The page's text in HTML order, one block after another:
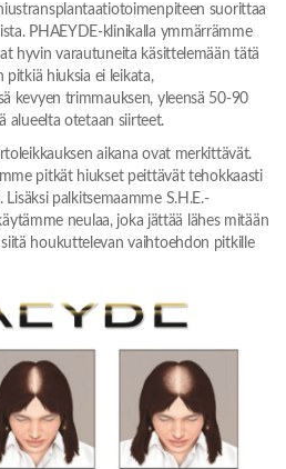
suorittaa
PHAEYDE-klinikalla ymmärrämme
hyvin varautuneita käsittelemään tätä
pitkiä hiuksia ei leikata,
kevyen trimmauksen, yleensä 50-90
alueelta otetaan siirteet.
aikana ovat merkittävät.
pitkät hiukset peittävät tehokkaasti
palkitsemaamme S.H.E.-
neulaa, joka jättää lähes mitään
houkuttelevan vaihtoehdon pitkille